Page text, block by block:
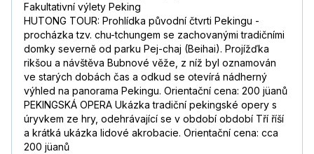
Fakultativní výlety Peking
HUTONG TOUR: Prohlídka původní čtvrti Pekingu -
procházka tzv. chu-tchungem se zachovanými tradičními
domky severně od parku Pej-chaj (Beihai). Projížďka
rikšou a návštěva Bubnové věže, z níž byl oznamován
ve starých dobách čas a odkud se otevírá nádherný
výhled na panorama Pekingu. Orientační cena: 200 jüanů
PEKINGSKÁ OPERA Ukázka tradiční pekingské opery s
úryvkem ze hry, odehrávající se v období období Tří říší
a krátká ukázka lidové akrobacie. Orientační cena: cca
200 jüanů